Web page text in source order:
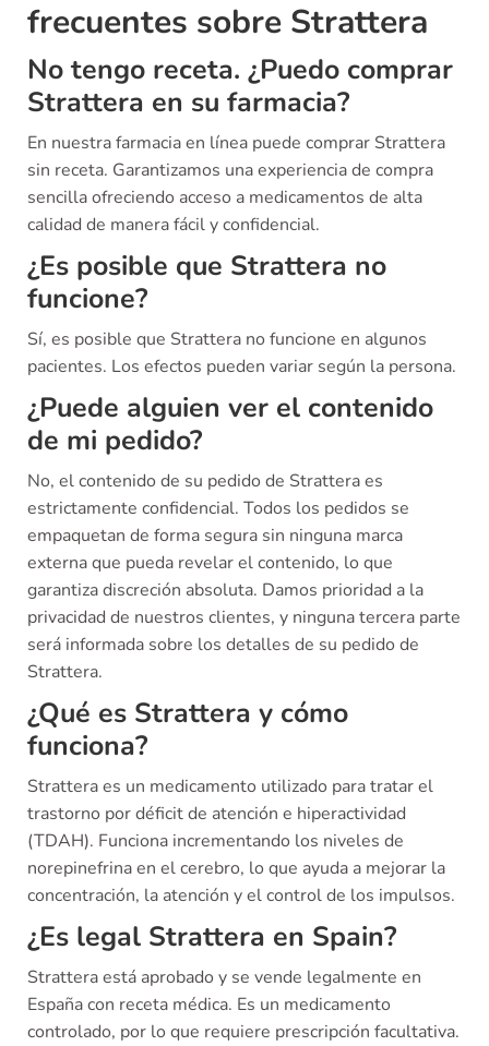
frecuentes sobre Strattera
No tengo receta. ¿Puedo comprar
Strattera en su farmacia?
En nuestra farmacia en línea puede comprar Strattera
sin receta. Garantizamos una experiencia de compra
sencilla ofreciendo acceso a medicamentos de alta
calidad de manera fácil y confidencial.
¿Es posible que Strattera no
funcione?
Sí, es posible que Strattera no funcione en algunos
pacientes. Los efectos pueden variar según la persona.
¿Puede alguien ver el contenido
de mi pedido?
No, el contenido de su pedido de Strattera es
estrictamente confidencial. Todos los pedidos se
empaquetan de forma segura sin ninguna marca
externa que pueda revelar el contenido, lo que
garantiza discreción absoluta. Damos prioridad a la
privacidad de nuestros clientes, y ninguna tercera parte
será informada sobre los detalles de su pedido de
Strattera.
¿Qué es Strattera y cómo
funciona?
Strattera es un medicamento utilizado para tratar el
trastorno por déficit de atención e hiperactividad
(TDAH). Funciona incrementando los niveles de
norepinefrina en el cerebro, lo que ayuda a mejorar la
concentración, la atención y el control de los impulsos.
¿Es legal Strattera en Spain?
Strattera está aprobado y se vende legalmente en
España con receta médica. Es un medicamento
controlado, por lo que requiere prescripción facultativa.